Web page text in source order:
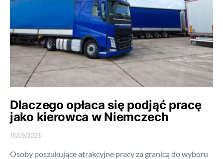
Dlaczego opłaca się podjąć pracę
jako kierowca w Niemczech
15/09/2023
Osoby poszukujące atrakcyjne pracy za granicą do wyboru